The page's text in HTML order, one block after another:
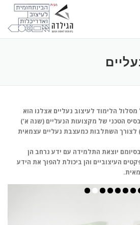
הלימוד לעיצוב נעליים אצלנו הוא
הטכני של מקצועות הנעליים (שנה א’)
לצורך השתלבות כמעצבת נעליים עצמאית
יוצאת התלמידה עם ידע נרחב הן
העיצוביים והן ביכולת להפוך את הידע